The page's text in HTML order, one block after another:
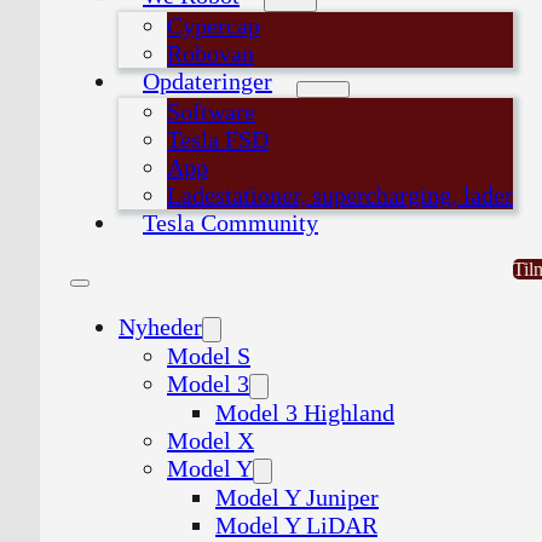
Cypercap
Robovan
Opdateringer
Software
Tesla FSD
App
Ladestationer, supercharging, lader
Tesla Community
Nyheder
Model S
Model 3
Model 3 Highland
Model X
Model Y
Model Y Juniper
Model Y LiDAR